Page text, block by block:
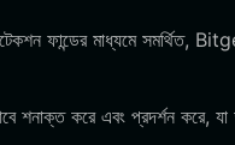
ফান্ডের মাধ্যমে সমর্থিত,
শনাক্ত করে এবং প্রদর্শন করে, যা